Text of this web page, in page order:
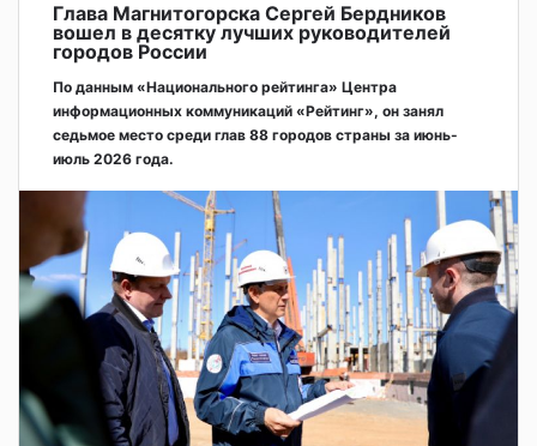
Глава Магнитогорска Сергей Бердников
вошел в десятку лучших руководителей
городов России
По данным «Национального рейтинга» Центра
информационных коммуникаций «Рейтинг», он занял
седьмое место среди глав 88 городов страны за июнь-
июль 2026 года.